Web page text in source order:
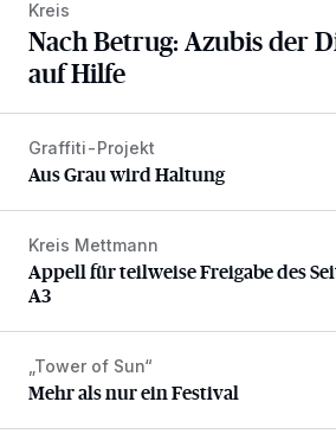
Kreis
Nach Betrug: Azubis der
auf Hilfe
Aus Grau wird Haltung
Graffiti-Projekt
Aus Grau wird Haltung
Appell für teilweise Freigabe des
Kreis Mettmann
Appell für teilweise Freigabe des
A3
Mehr als nur ein Festival
„Tower of Sun“
Mehr als nur ein Festival